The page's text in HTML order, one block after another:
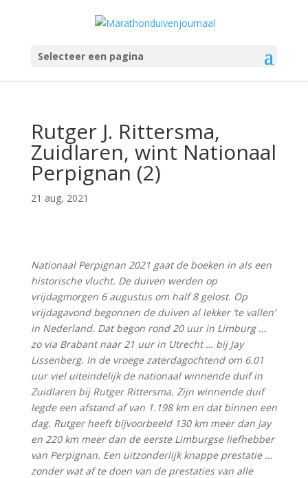
Selecteer een pagina
Rutger J. Rittersma,
Zuidlaren, wint Nationaal
Perpignan (2)
21 aug, 2021
Nationaal Perpignan 2021 gaat de boeken in als een
historische vlucht. De duiven werden op
vrijdagmorgen 6 augustus om half 8 gelost. Op
vrijdagavond begonnen de duiven al lekker ‘te vallen’
in Nederland. Dat begon rond 20 uur in Limburg …
zo via Brabant naar 21 uur in Utrecht … bij Jay
Lissenberg. In de vroege zaterdagochtend om 6.01
uur viel uiteindelijk de nationaal winnende duif in
Zuidlaren bij Rutger Rittersma. Zijn winnende duif
legde een afstand af van 1.198 km en dat binnen een
dag. Rutger heeft bijvoorbeeld 130 km meer dan Jay
en 220 km meer dan de eerste Limburgse liefhebber
van Perpignan. Een uitzonderlijk knappe prestatie …
zonder wat af te doen van de prestaties van alle